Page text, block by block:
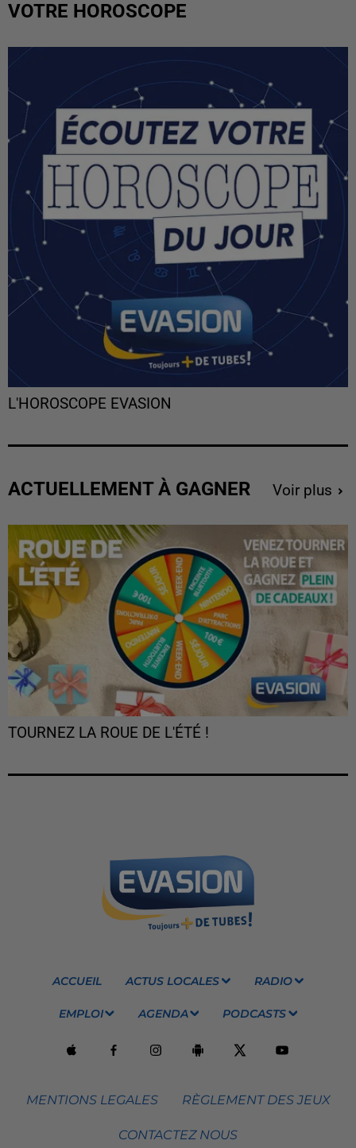
VOTRE HOROSCOPE
L'HOROSCOPE EVASION
ACTUELLEMENT À GAGNER Voir plus
TOURNEZ LA ROUE DE L'ÉTÉ !
ACCUEIL ACTUS LOCALES RADIO
EMPLOI AGENDA PODCASTS
MENTIONS LEGALES RÈGLEMENT DES JEUX
CONTACTEZ NOUS